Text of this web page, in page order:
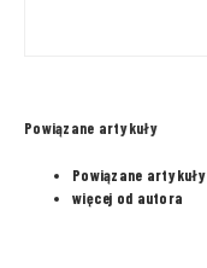
Powiązane artykuły
Powiązane artykuły
więcej od autora